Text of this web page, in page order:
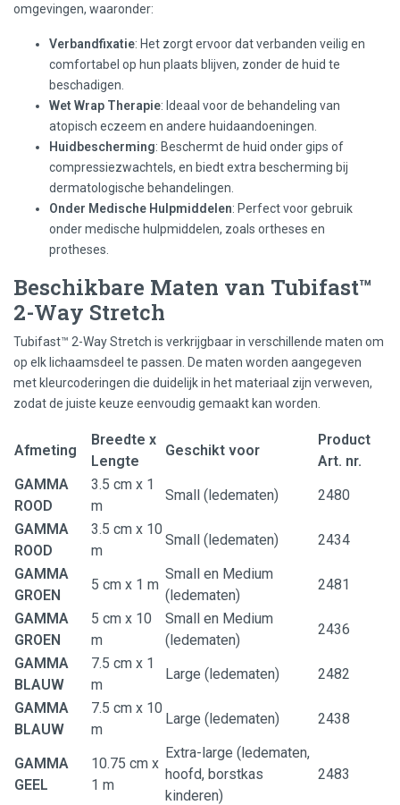
omgevingen, waaronder:
Verbandfixatie: Het zorgt ervoor dat verbanden veilig en
comfortabel op hun plaats blijven, zonder de huid te
beschadigen.
Wet Wrap Therapie: Ideaal voor de behandeling van
atopisch eczeem en andere huidaandoeningen.
Huidbescherming: Beschermt de huid onder gips of
compressiezwachtels, en biedt extra bescherming bij
dermatologische behandelingen.
Onder Medische Hulpmiddelen: Perfect voor gebruik
onder medische hulpmiddelen, zoals ortheses en
protheses.
Beschikbare Maten van Tubifast™
2-Way Stretch
Tubifast™ 2-Way Stretch is verkrijgbaar in verschillende maten om
op elk lichaamsdeel te passen. De maten worden aangegeven
met kleurcoderingen die duidelijk in het materiaal zijn verweven,
zodat de juiste keuze eenvoudig gemaakt kan worden.
Afmeting
Breedte x
Lengte
Geschikt voor
Product
Art. nr.
GAMMA
ROOD
3.5 cm x 1
m
Small (ledematen)
2480
GAMMA
ROOD
3.5 cm x 10
m
Small (ledematen)
2434
GAMMA
GROEN
5 cm x 1 m
Small en Medium
(ledematen)
2481
GAMMA
GROEN
5 cm x 10
m
Small en Medium
(ledematen)
2436
GAMMA
BLAUW
7.5 cm x 1
m
Large (ledematen)
2482
GAMMA
BLAUW
7.5 cm x 10
m
Large (ledematen) 2438
GAMMA
GEEL
10.75 cm x
1 m
Extra-large (ledematen,
hoofd, borstkas
kinderen)
2483